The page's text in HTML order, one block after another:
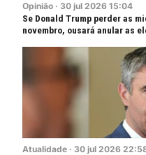
Opinião · 30 jul 2026 15:04
Se Donald Trump perder as
novembro, ousará anular as
Atualidade · 30 jul 2026